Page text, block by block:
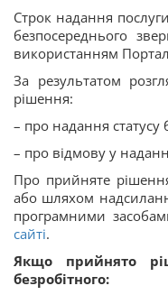
Строк надання
безпосереднього
використанням
За результатом
рішення:
– про надання статусу
– про відмову у
Про прийняте
або шляхом
програмними
сайті.
Якщо прийнято
безробітного: